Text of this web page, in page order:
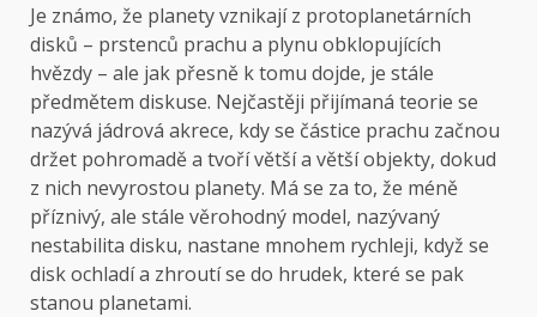
Je známo, že planety vznikají z protoplanetárních
disků – prstenců prachu a plynu obklopujících
hvězdy – ale jak přesně k tomu dojde, je stále
předmětem diskuse. Nejčastěji přijímaná teorie se
nazývá jádrová akrece, kdy se částice prachu začnou
držet pohromadě a tvoří větší a větší objekty, dokud
z nich nevyrostou planety. Má se za to, že méně
příznivý, ale stále věrohodný model, nazývaný
nestabilita disku, nastane mnohem rychleji, když se
disk ochladí a zhroutí se do hrudek, které se pak
stanou planetami.